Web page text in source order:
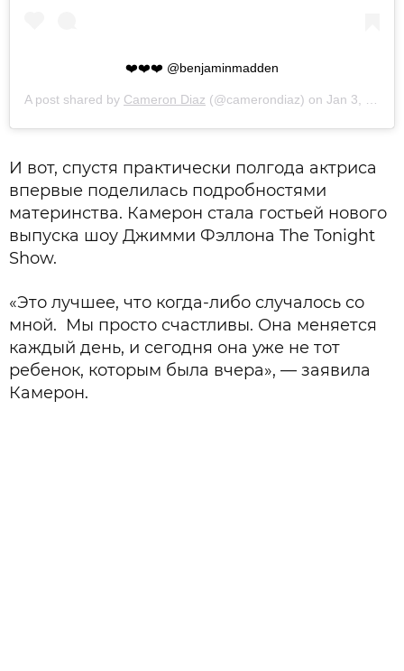
❤️❤️❤️ @benjaminmadden
A post shared by Cameron Diaz (@camerondiaz) on Jan 3, 2020 at 10:20am PST
И вот, спустя практически полгода актриса
впервые поделилась подробностями
материнства. Камерон стала гостьей нового
выпуска шоу Джимми Фэллона The Tonight
Show.
«Это лучшее, что когда-либо случалось со
мной. Мы просто счастливы. Она меняется
каждый день, и сегодня она уже не тот
ребенок, которым была вчера», — заявила
Камерон.